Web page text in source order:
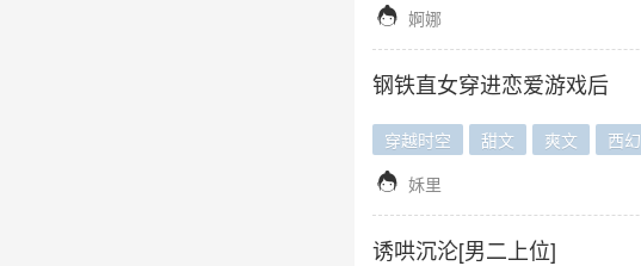
 婀娜
钢铁直女穿进恋爱游戏后
穿越时空 甜文 爽文 西幻
 姀里
诱哄沉沦[男二上位]